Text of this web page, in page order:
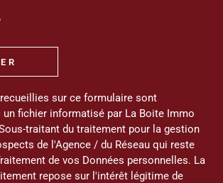
sur ce formulaire sont
un fichier informatisé par La Boite Immo
traitant du traitement pour la gestion
de l'Agence / du Réseau qui reste
de vos Données personnelles. La
repose sur l'intérêt légitime de